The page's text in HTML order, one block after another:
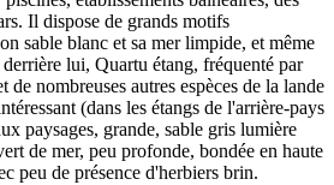
Il dispose de grands motifs
sable blanc et sa mer limpide, et même
lui, Quartu étang, fréquenté par
de nombreuses autres espèces de la lande
(dans les étangs de l'arrière-pays
paysages, grande, sable gris lumière
de mer, peu profonde, bondée en haute
peu de présence d'herbiers brin.